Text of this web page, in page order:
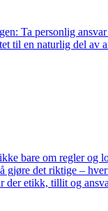
Ta personlig
til en naturlig del av
bare om regler og
gjøre det riktige –
der etikk, tillit og